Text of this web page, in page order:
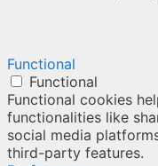
Functional
Functional
Functional cookies
functionalities like
social media
third-party features.